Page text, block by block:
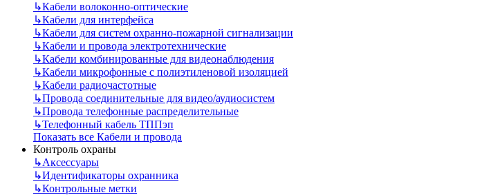
↳Кабели волоконно-оптические
↳Кабели для интерфейса
↳Кабели для систем охранно-пожарной сигнализации
↳Кабели и провода электротехнические
↳Кабели комбинированные для видеонаблюдения
↳Кабели микрофонные с полиэтиленовой изоляцией
↳Кабели радиочастотные
↳Провода соединительные для видео/аудиосистем
↳Провода телефонные распределительные
↳Телефонный кабель ТППэп
Показать все Кабели и провода
Контроль охраны
↳Аксессуары
↳Идентификаторы охранника
↳Контрольные метки